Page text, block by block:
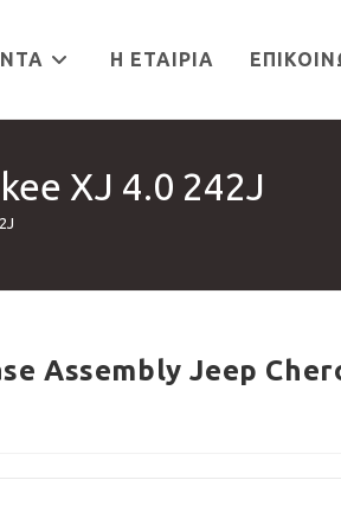
Η ΕΤΑΙΡΊΑ
XJ 4.0 242J
Assembly Jeep